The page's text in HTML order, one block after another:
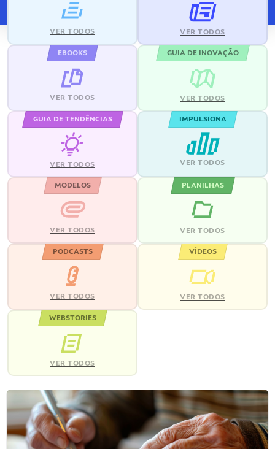
VER TODOS VER TODOS
EBOOKS
VER TODOS
GUIA DE INOVAÇÃO
VER TODOS
GUIA DE TENDÊNCIAS
VER TODOS
IMPULSIONA
VER TODOS
MODELOS
VER TODOS
PLANILHAS
VER TODOS
PODCASTS
VER TODOS
VÍDEOS
VER TODOS
WEBSTORIES
VER TODOS